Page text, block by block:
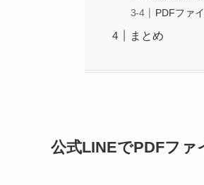
PDFファ
まとめ
公式LINEでPDFファ